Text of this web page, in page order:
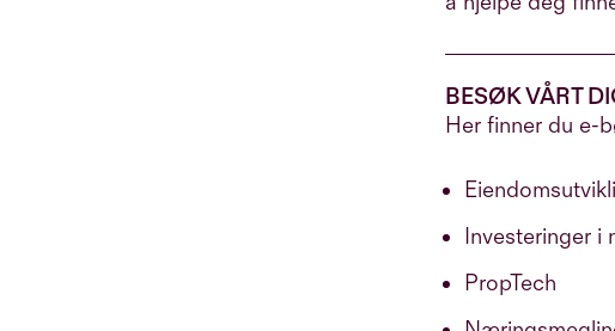
BESØK VÅRT
Her finner du e-
Investeringer i
PropTech